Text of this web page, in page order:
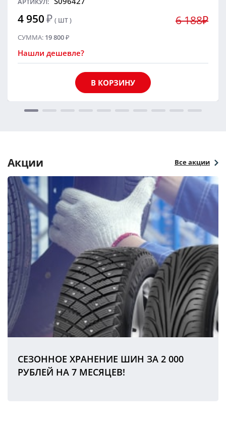
4 950₽ ( ШТ ) 6 188₽
СУММА: 19 800₽
Нашли дешевле?
В КОРЗИНУ
Акции Все акции
СЕЗОННОЕ ХРАНЕНИЕ ШИН ЗА 2 000
РУБЛЕЙ НА 7 МЕСЯЦЕВ!